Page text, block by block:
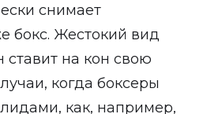
снимает
бокс. Жестокий вид
ставит на кон свою
когда боксеры
как, например,